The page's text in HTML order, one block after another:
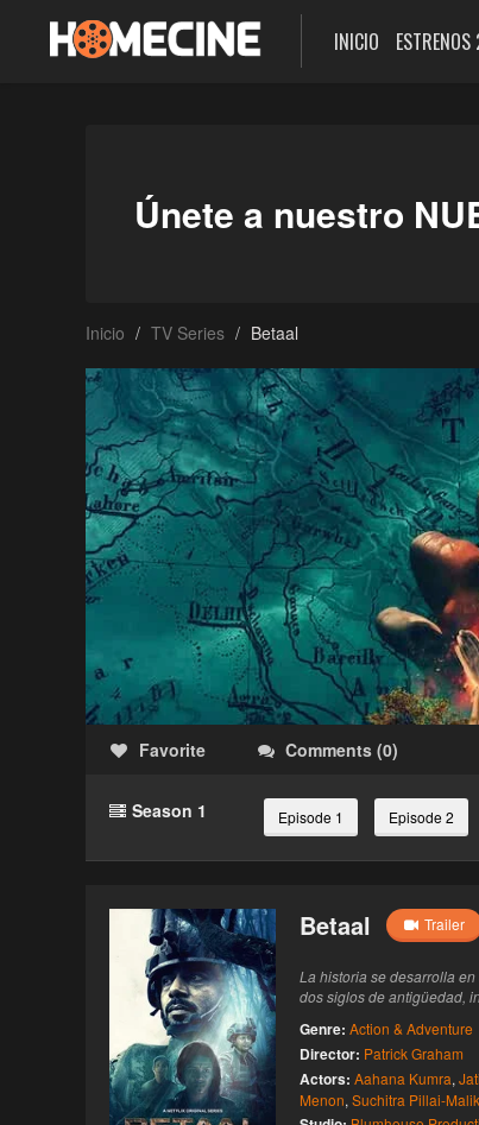
INICIO
Únete a nuestro
Inicio TV Series Betaal
Favorite Comments (0)
Season 1 Episode 1 Episode 2
Betaal Trailer
La historia se desarrolla
dos siglos de antigüedad,
Genre: Action & Adventure
Director: Patrick Graham
Actors: Aahana Kumra,
Menon, Suchitra Pillai-Malik